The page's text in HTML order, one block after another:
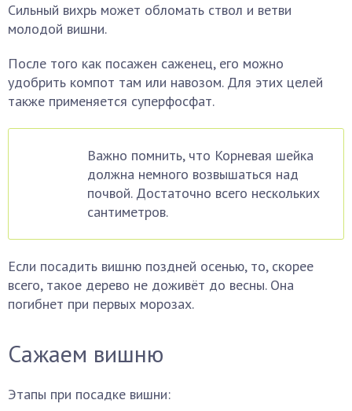
Сильный вихрь может обломать ствол и ветви
молодой вишни.
После того как посажен саженец, его можно
удобрить компот там или навозом. Для этих целей
также применяется суперфосфат.
Важно помнить, что Корневая шейка
должна немного возвышаться над
почвой. Достаточно всего нескольких
сантиметров.
Если посадить вишню поздней осенью, то, скорее
всего, такое дерево не доживёт до весны. Она
погибнет при первых морозах.
Сажаем вишню
Этапы при посадке вишни: